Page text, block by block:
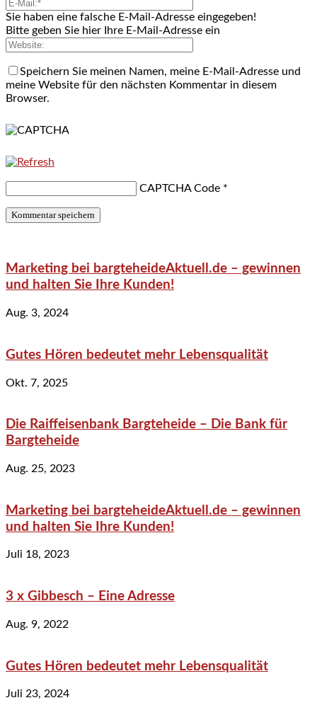
Sie haben eine falsche E-Mail-Adresse eingegeben!
Bitte geben Sie hier Ihre E-Mail-Adresse ein
Speichern Sie meinen Namen, meine E-Mail-Adresse und
meine Website für den nächsten Kommentar in diesem
Browser.
CAPTCHA Code *
Marketing bei bargteheideAktuell.de – gewinnen
und halten Sie Ihre Kunden!
Aug. 3, 2024
Gutes Hören bedeutet mehr Lebensqualität
Okt. 7, 2025
Die Raiffeisenbank Bargteheide – Die Bank für
Bargteheide
Aug. 25, 2023
Marketing bei bargteheideAktuell.de – gewinnen
und halten Sie Ihre Kunden!
Juli 18, 2023
3 x Gibbesch – Eine Adresse
Aug. 9, 2022
Gutes Hören bedeutet mehr Lebensqualität
Juli 23, 2024